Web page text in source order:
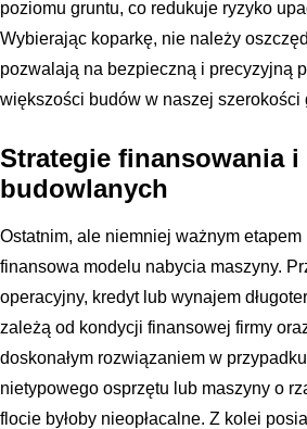
poziomu gruntu, co redukuje ryzyko
Wybierając koparkę, nie należy
pozwalają na bezpieczną i precyzyjną
większości budów w naszej szerokości
Strategie finansowania
budowlanych
Ostatnim, ale niemniej ważnym
finansowa modelu nabycia maszyny.
operacyjny, kredyt lub wynajem
zależą od kondycji finansowej firmy
doskonałym rozwiązaniem w
nietypowego osprzętu lub maszyny o
flocie byłoby nieopłacalne. Z kolei